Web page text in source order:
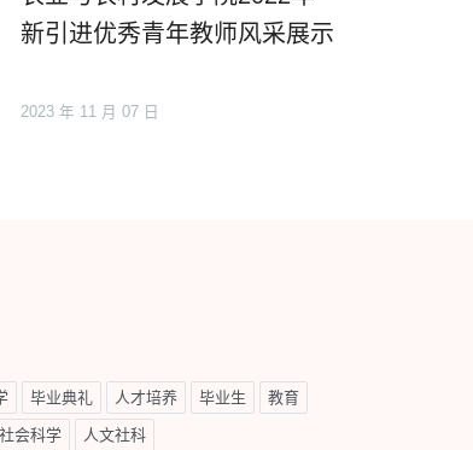
新引进优秀青年教师风采展示
2023 年 11 月 07 日
毕业典礼 人才培养 毕业生 教育
会科学 人文社科